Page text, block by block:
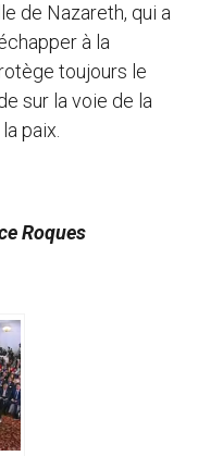
de Nazareth, qui a
à la
toujours le
sur la voie de la
paix.
Roques